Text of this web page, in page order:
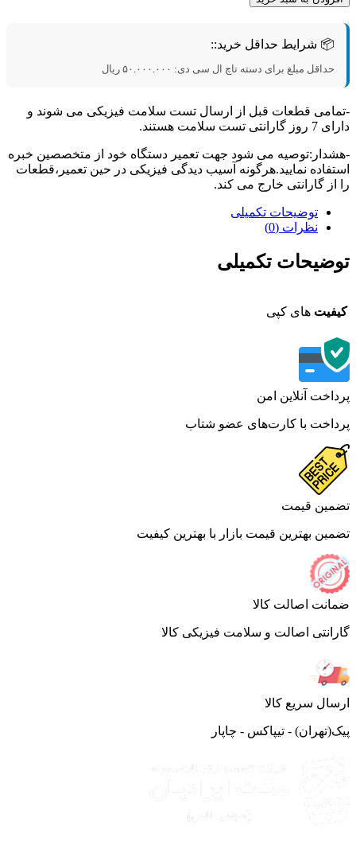
📦 شرایط حداقل خرید::
حداقل مبلغ برای دسته تاچ ال سی دی: ۵۰.۰۰۰.۰۰۰ ریال
قطعات قبل از ارسال تست سلامت فیزیکی می شوند و
تست سلامت هستند.
می شود جهت تعمیر دستگاه خود از متخصصین خبره
نمایید.هرگونه آسیب دیدگی فیزیکی در حین تعمیر،قطعات
گارانتی خارج می کند.
توضیحات تکمیلی
نظرات (0)
تکمیلی
های کپی
آنلاین امن
با کارت‌های عضو شتاب
قیمت
بهترین قیمت بازار با بهترین کیفیت
اصالت کالا
اصالت و سلامت فیزیکی کالا
سریع کالا
- تیپاکس - چاپار